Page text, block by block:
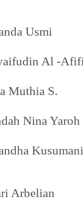
Usmi
Al -
S.
Nina Yaroh